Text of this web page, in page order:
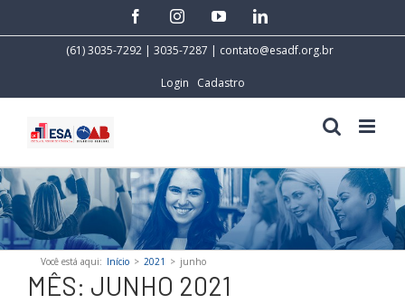
facebookinstagramyoutubelinkedin
(61) 3035-7292 | 3035-7287 | contato@esadf.org.br
Login Cadastro
Você está aqui: Início > 2021 > junho
MÊS: JUNHO 2021